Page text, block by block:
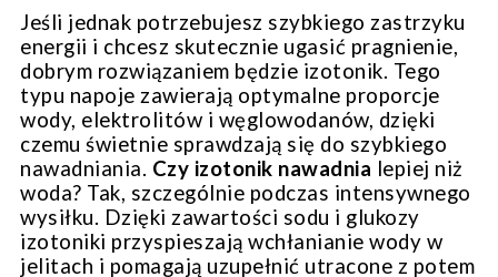
Jeśli jednak potrzebujesz szybkiego zastrzyku
energii i chcesz skutecznie ugasić pragnienie,
dobrym rozwiązaniem będzie izotonik. Tego
typu napoje zawierają optymalne proporcje
wody, elektrolitów i węglowodanów, dzięki
czemu świetnie sprawdzają się do szybkiego
nawadniania. Czy izotonik nawadnia lepiej niż
woda? Tak, szczególnie podczas intensywnego
wysiłku. Dzięki zawartości sodu i glukozy
izotoniki przyspieszają wchłanianie wody w
jelitach i pomagają uzupełnić utracone z potem